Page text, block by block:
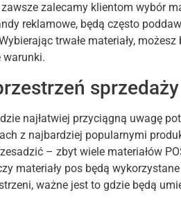
zalecamy klientom wybór
reklamowe, będą często
trwałe materiały,
warunki.
sprzedaży
najłatwiej przyciągną uwagę
z najbardziej popularnymi
– zbyt wiele materiałów
materiały pos będą
ważne jest to gdzie będą